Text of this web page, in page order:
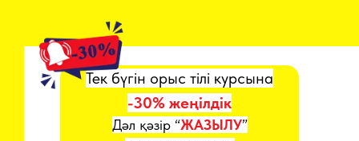
Тек бүгін орыс тілі курсына
-30% жеңілдік
Дәл қәзір “ЖАЗЫЛУ”